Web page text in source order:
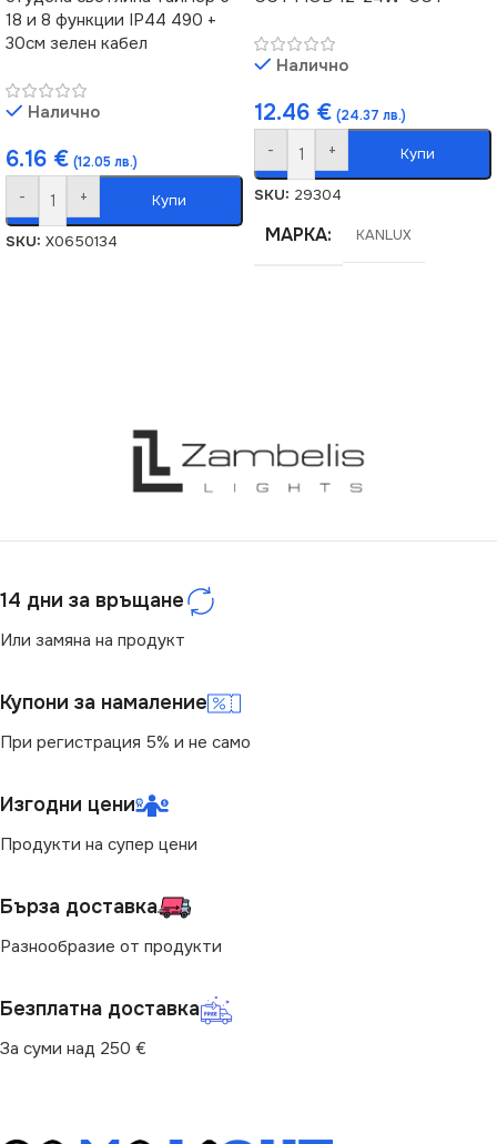
18 и 8 функции IP44 490 +
30см зелен кабел
Налично
6.16 € (12.05 лв.)
- + Купи
SKU: X0650134
Налично
12.46 € (24.37 лв.)
- + Купи
SKU: 29304
МАРКА KANLUX
14 дни за връщане
Или замяна на продукт
Купони за намаление
При регистрация 5% и не само
Изгодни цени
Продукти на супер цени
Бърза доставка
Разнообразие от продукти
Безплатна доставка
За суми над 250 €